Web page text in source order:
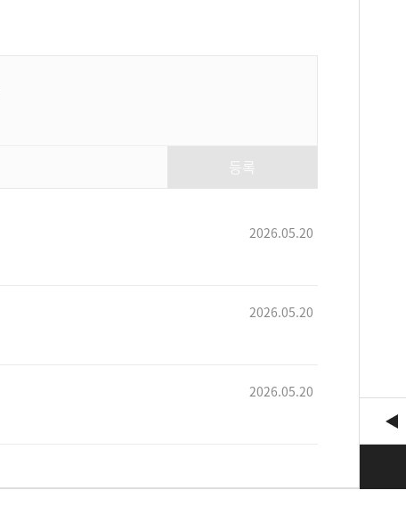
2026.05.20
2026.05.20
2026.05.20